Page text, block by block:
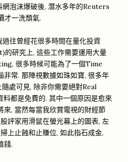
泡沫爆破後, 潛水多年的Reuters
才一洗頹氣.
往曾經花很多時間在量化投資
研究上, 這些工作需要運用大量
很多時候可能為了一個Time
常. 那陣視數據如珠如寶, 很多年
處可見, 除非你需要絕對Real
都是免費的. 其中一個原因是愈來
來, 當然每當我欣賞電視的財經節
評家用滑鼠在螢光幕上的圖表, 左
上止蝕和止賺位, 如此指石成金,
錢.